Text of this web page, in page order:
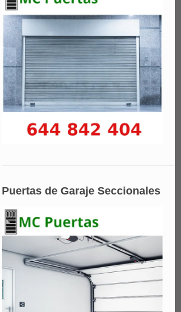
Puertas de Garaje Seccionales